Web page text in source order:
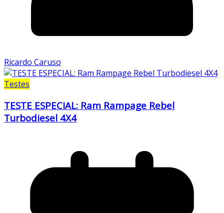
Ricardo Caruso
Testes
TESTE ESPECIAL: Ram Rampage Rebel
Turbodiesel 4X4